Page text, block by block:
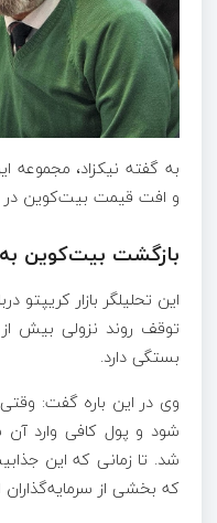
به گفته نیکزاد، مجموعه
و افت قیمت بیت‌کوین در
بازگشت بیت‌کوین
این تحلیلگر بازار
توقف روند نزولی بیش از
بستگی دارد.
وی در این باره گفت: وقتی
شود و پول کافی وارد آن
شد. تا زمانی که این
که بخشی از سرمایه‌گذاران